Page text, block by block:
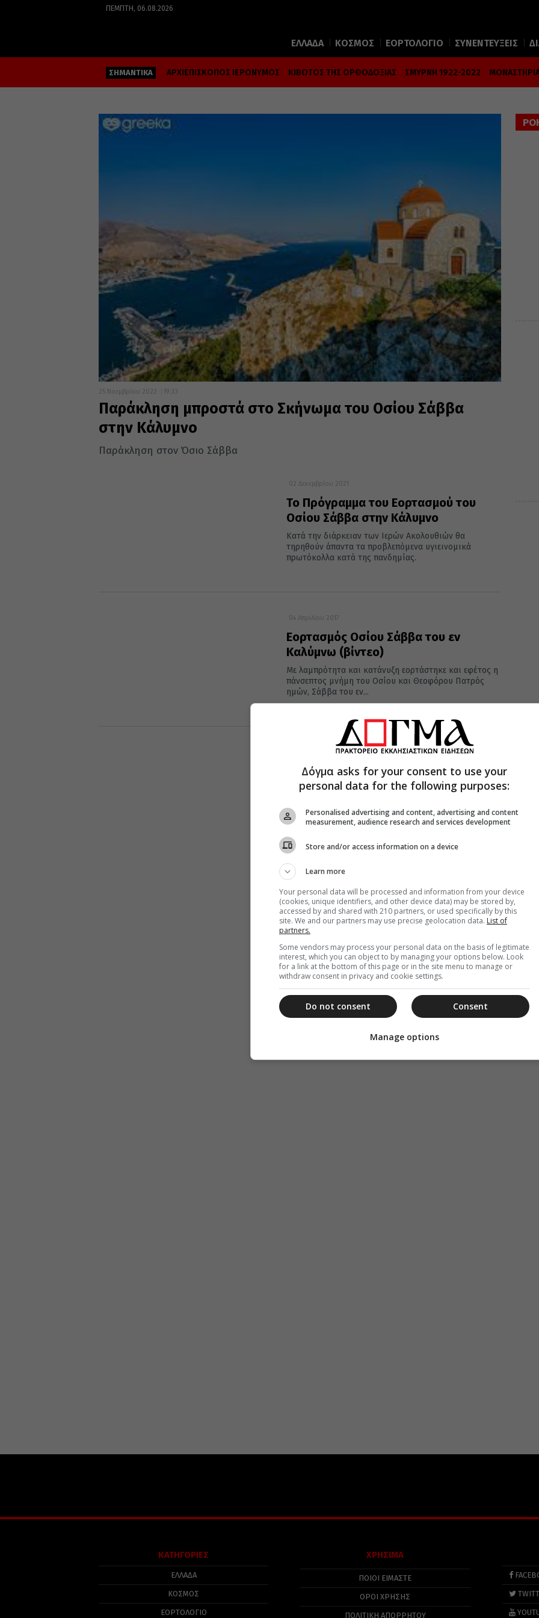
ΠΈΜΠΤΗ, 06.08.2026
ΕΛΛΑΔΑ ΚΟΣΜΟΣ ΕΟΡΤΟΛΟΓΙΟ ΣΥΝΕΝΤΕΥΞΕΙΣ
ΣΗΜΑΝΤΙΚΑ ΑΡΧΙΕΠΙΣΚΟΠΟΣ ΙΕΡΩΝΥΜΟΣ ΚΙΒΩΤΟΣ ΤΗΣ ΟΡΘΟΔΟΞΙΑΣ ΣΜΥΡΝΗ 1922-2022
25 Νοεμβρίου 2022 19:33
Παράκληση μπροστά στο Σκήνωμα του Οσίου Σάββα
στην Κάλυμνο
Παράκληση στον Όσιο Σάββα
02 Δεκεμβρίου 2021
Το Πρόγραμμα του Εορτασμού του
Οσίου Σάββα στην Κάλυμνο
Κατά την διάρκειαν των Ιερών Ακολουθιών θα
τηρηθούν άπαντα τα προβλεπόμενα υγιεινομικά
πρωτόκολλα κατά της πανδημίας.
04 Απριλίου 2017
Εορτασμός Οσίου Σάββα του εν
Καλύμνω (βίντεο)
Με λαμπρότητα και κατάνυξη εορτάστηκε και εφέτος η
πάνσεπτος μνήμη του Οσίου και Θεοφόρου Πατρός
ημών, Σάββα του εν...
ΚΑΤΗΓΟΡΙΕΣ
ΕΛΛΑΔΑ
ΚΟΣΜΟΣ
ΕΟΡΤΟΛΟΓΙΟ
ΧΡΗΣΙΜΑ
ΠΟΙΟΙ ΕΙΜΑΣΤΕ
ΟΡΟΙ ΧΡΗΣΗΣ
ΠΟΛΙΤΙΚΉ ΑΠΟΡΡΉΤΟΥ
Δόγμα asks for your consent to use your
personal data for the following purposes:
Personalised advertising and content, advertising and content
measurement, audience research and services development
Store and/or access information on a device
Learn more
Your personal data will be processed and information from your device
(cookies, unique identifiers, and other device data) may be stored by,
accessed by and shared with 210 partners, or used specifically by this
site. We and our partners may use precise geolocation data. List of
partners.
Some vendors may process your personal data on the basis of legitimate
interest, which you can object to by managing your options below. Look
for a link at the bottom of this page or in the site menu to manage or
withdraw consent in privacy and cookie settings.
Consent
Do not consent
Manage options